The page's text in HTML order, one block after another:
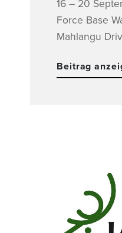
16 – 20
Force Base
Mahlangu
Beitrag